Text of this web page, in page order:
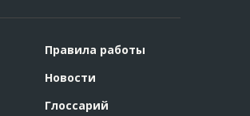
Правила работы
Новости
Глоссарий